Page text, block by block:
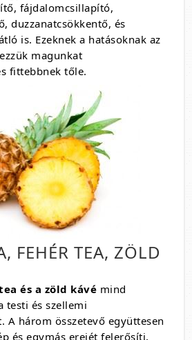
fájdalomcsillapító,
duzzanatcsökkentő, és
is. Ezeknek a hatásoknak az
magunkat
fittebbnek tőle.
FEHÉR TEA, ZÖLD
és a zöld kávé mind
testi és szellemi
A három összetevő együttesen
és egymás erejét felerősíti.